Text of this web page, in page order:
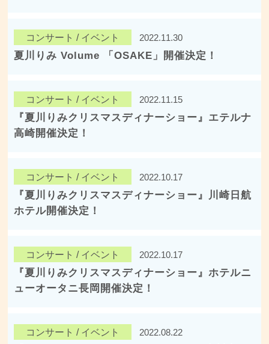
コンサート / イベント 2022.11.30
夏川りみ Volume 「OSAKE」開催決定！
コンサート / イベント 2022.11.15
『夏川りみクリスマスディナーショー』エテルナ
高崎開催決定！
コンサート / イベント 2022.10.17
『夏川りみクリスマスディナーショー』川崎日航
ホテル開催決定！
コンサート / イベント 2022.10.17
『夏川りみクリスマスディナーショー』ホテルニ
ューオータニ長岡開催決定！
コンサート / イベント 2022.08.22